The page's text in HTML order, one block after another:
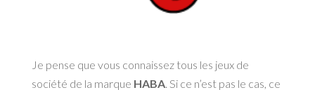
Je pense que vous connaissez tous les jeux de
société de la marque HABA. Si ce n’est pas le cas, ce